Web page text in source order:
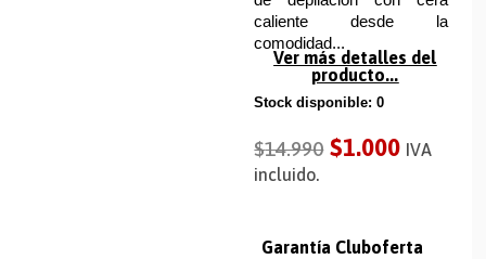
caliente desde la
comodidad...
Ver más detalles del
producto...
Stock disponible: 0
$14.990 $1.000 IVA
incluido.
Garantía Cluboferta